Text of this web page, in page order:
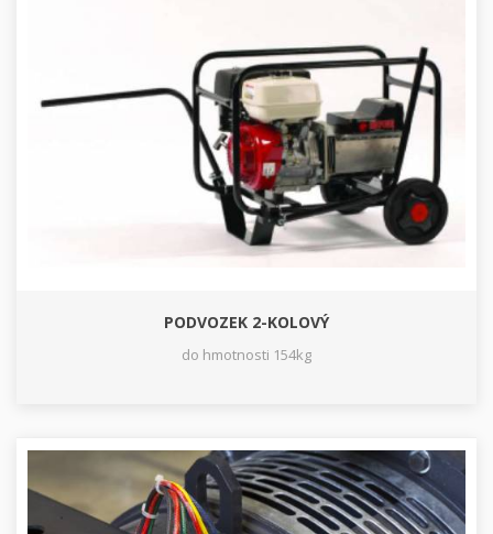
PODVOZEK 2-KOLOVÝ
do hmotnosti 154kg